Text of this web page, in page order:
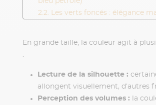
2.2. Les verts foncés : élégance
2.4. Les couleurs claires : possibles
3. Monochromie et contrastes : les
équilibres
3.1. Le monochrome : un allié
En grande taille, la couleur agit à
:
Lecture de la silhouette :
allongent visuellement, d’autres
Perception des volumes : la